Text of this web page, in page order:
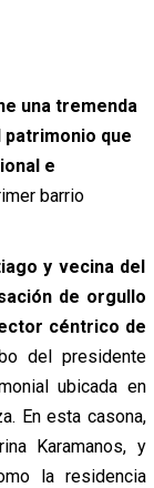
una tremenda
que
e
barrio
y vecina del
de orgullo
céntrico de
del presidente
ubicada en
En esta casona,
Karamanos, y
la residencia